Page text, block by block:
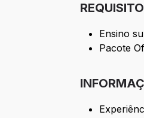
Ensino
Pacote